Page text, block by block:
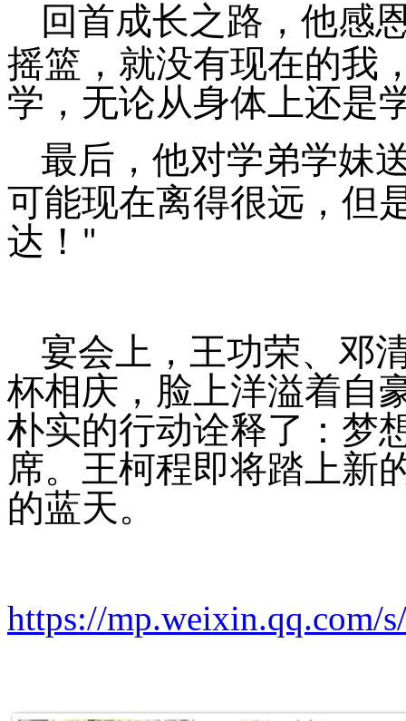
回首成长之路，他感
摇篮，就没有现在的我
学，无论从身体上还是
最后，他对学弟学妹
可能现在离得很远，但
达！ "
宴会上，王功荣、邓
杯相庆，脸上洋溢着自
朴实的行动诠释了：梦
席。王柯程即将踏上新
的蓝天。
https://mp.weixin.qq.com/